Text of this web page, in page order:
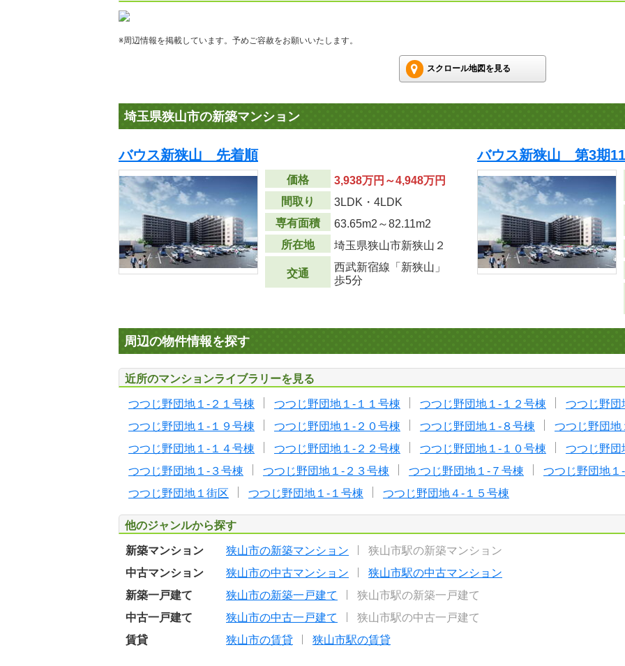
※周辺情報を掲載しています。予めご容赦をお願いいたします。
スクロール地図を見る
埼玉県狭山市の新築マンション
バウス新狭山 先着順
価格
3,938万円～4,948万円
間取り
3LDK・4LDK
専有面積
63.65m2 ～82.11m2
所在地
埼玉県狭山市新狭山２
交通
西武新宿線「新狭山」
歩5分
バウス新狭山 第3期
周辺の物件情報を探す
近所のマンションライブラリーを見る
つつじ野団地１-２１号棟 つつじ野団地１-１１号棟 つつじ野団地１-１２号棟
つつじ野団
つつじ野団地１-１９号棟
つつじ野団地１-２０号棟 つつじ野団地１-８号棟
つつじ野団地
つつじ野団地１-１４号棟
つつじ野団地１-２２号棟 つつじ野団地１-１０号棟
つつじ野団
つつじ野団地１-３号棟
つつじ野団地１-２３号棟 つつじ野団地１-７号棟 つつじ野団地１
つつじ野団地１街区
つつじ野団地１-１号棟 つつじ野団地４-１５号棟
他のジャンルから探す
新築マンション 狭山市の新築マンション
狭山市駅の新築マンション
中古マンション
狭山市の中古マンション
狭山市駅の中古マンション
新築一戸建て
狭山市の新築一戸建て
狭山市駅の新築一戸建て
中古一戸建て
狭山市の中古一戸建て
狭山市駅の中古一戸建て
賃貸
狭山市の賃貸 狭山市駅の賃貸